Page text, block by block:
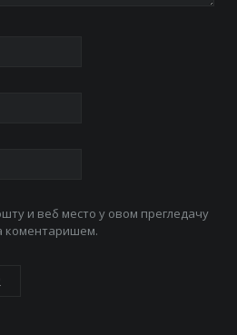
и веб место у овом прегледачу
коментаришем.